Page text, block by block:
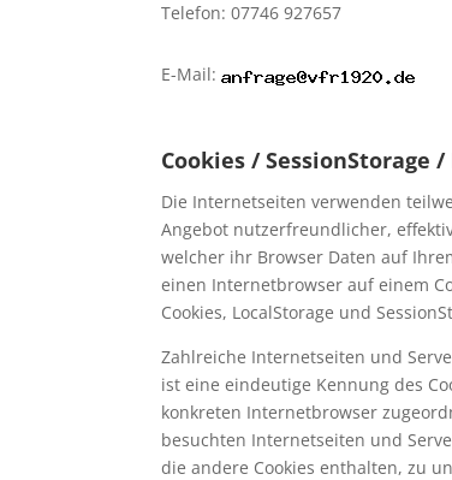
Telefon: 07746 927657
E-Mail:
Cookies / SessionStorage
Die Internetseiten verwenden
Angebot nutzerfreundlicher,
welcher ihr Browser Daten auf
einen Internetbrowser auf einem
Cookies, LocalStorage und
Zahlreiche Internetseiten und
ist eine eindeutige Kennung des
konkreten Internetbrowser
besuchten Internetseiten und
die andere Cookies enthalten, zu